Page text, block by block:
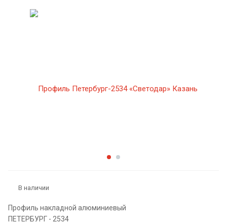
В наличии
Профиль накладной алюминиевый
ПЕТЕРБУРГ - 2534